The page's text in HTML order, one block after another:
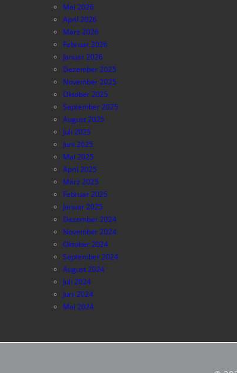
Mai 2026
April 2026
März 2026
Februar 2026
Januar 2026
Dezember 2025
November 2025
Oktober 2025
September 2025
August 2025
Juli 2025
Juni 2025
Mai 2025
April 2025
März 2025
Februar 2025
Januar 2025
Dezember 2024
November 2024
Oktober 2024
September 2024
August 2024
Juli 2024
Juni 2024
Mai 2024